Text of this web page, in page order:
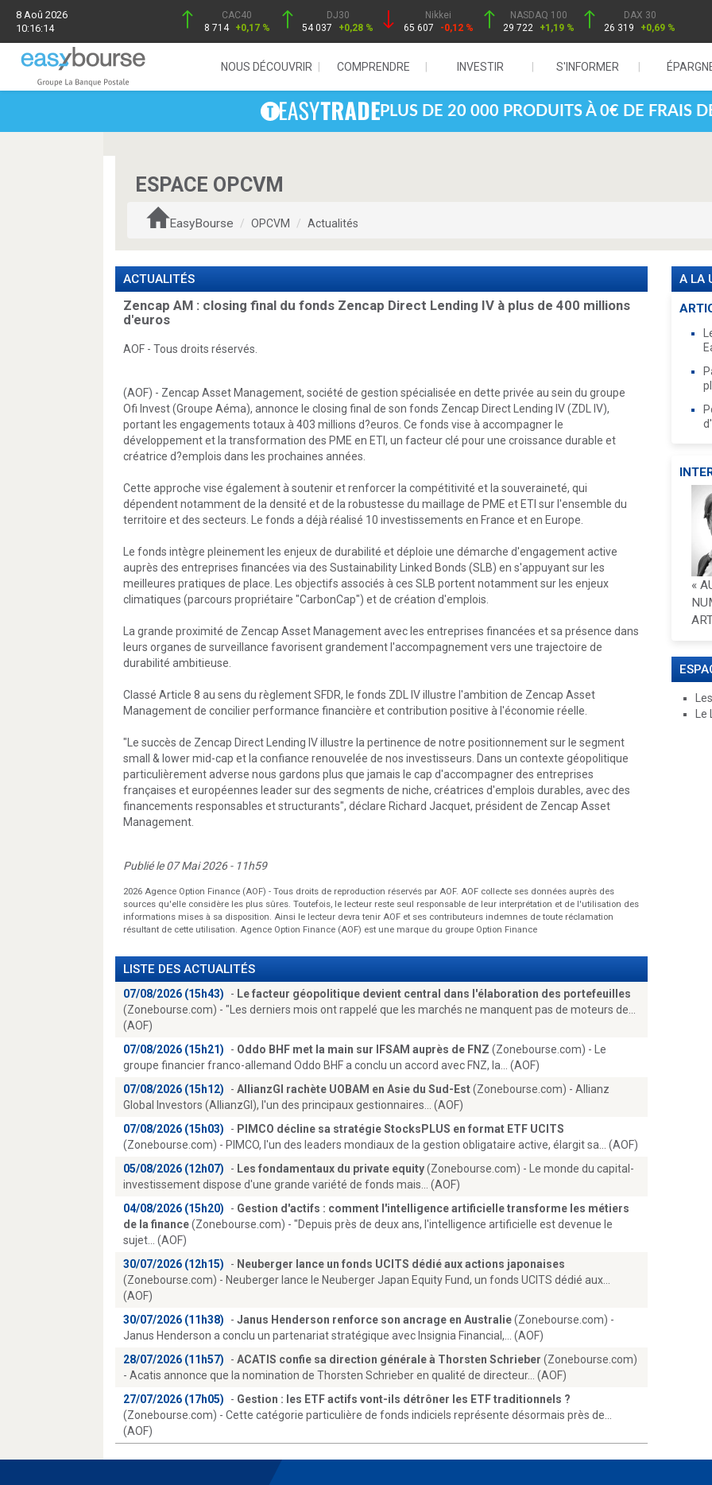
8 Aoû 2026
10:16:14
CAC40
8 714 +0,17 %
DJ30
54 037
+0,28 %
Nikkei
65 607
-0,12 %
NASDAQ 100
29 722
+1,19 %
DAX 30
26 319
+0,69 %
NOUS DÉCOUVRIR COMPRENDRE INVESTIR S'INFORMER
PLUS DE 20 000 PRODUITS À 0€ DE FRAIS
ESPACE OPCVM
EasyBourse OPCVM Actualités
ACTUALITÉS
Zencap AM : closing final du fonds Zencap Direct Lending IV à plus de 400 millions
d'euros
AOF - Tous droits réservés.
(AOF) - Zencap Asset Management, société de gestion spécialisée en dette privée au sein du groupe
Ofi Invest (Groupe Aéma), annonce le closing final de son fonds Zencap Direct Lending IV (ZDL IV),
portant les engagements totaux à 403 millions d?euros. Ce fonds vise à accompagner le
développement et la transformation des PME en ETI, un facteur clé pour une croissance durable et
créatrice d?emplois dans les prochaines années.
Cette approche vise également à soutenir et renforcer la compétitivité et la souveraineté, qui
dépendent notamment de la densité et de la robustesse du maillage de PME et ETI sur l'ensemble du
territoire et des secteurs. Le fonds a déjà réalisé 10 investissements en France et en Europe.
Le fonds intègre pleinement les enjeux de durabilité et déploie une démarche d'engagement active
auprès des entreprises financées via des Sustainability Linked Bonds (SLB) en s'appuyant sur les
meilleures pratiques de place. Les objectifs associés à ces SLB portent notamment sur les enjeux
climatiques (parcours propriétaire "CarbonCap") et de création d'emplois.
La grande proximité de Zencap Asset Management avec les entreprises financées et sa présence dans
leurs organes de surveillance favorisent grandement l'accompagnement vers une trajectoire de
durabilité ambitieuse.
Classé Article 8 au sens du règlement SFDR, le fonds ZDL IV illustre l'ambition de Zencap Asset
Management de concilier performance financière et contribution positive à l'économie réelle.
"Le succès de Zencap Direct Lending IV illustre la pertinence de notre positionnement sur le segment
small & lower mid-cap et la confiance renouvelée de nos investisseurs. Dans un contexte géopolitique
particulièrement adverse nous gardons plus que jamais le cap d'accompagner des entreprises
françaises et européennes leader sur des segments de niche, créatrices d'emplois durables, avec des
financements responsables et structurants", déclare Richard Jacquet, président de Zencap Asset
Management.
Publié le 07 Mai 2026 - 11h59
2026 Agence Option Finance (AOF) - Tous droits de reproduction réservés par AOF. AOF collecte ses données auprès des
sources qu'elle considère les plus sûres. Toutefois, le lecteur reste seul responsable de leur interprétation et de l'utilisation des
informations mises à sa disposition. Ainsi le lecteur devra tenir AOF et ses contributeurs indemnes de toute réclamation
résultant de cette utilisation. Agence Option Finance (AOF) est une marque du groupe Option Finance
LISTE DES ACTUALITÉS
07/08/2026 (15h43) - Le facteur géopolitique devient central dans l'élaboration des portefeuilles
(Zonebourse.com) - "Les derniers mois ont rappelé que les marchés ne manquent pas de moteurs de...
(AOF)
07/08/2026 (15h21)
- Oddo BHF met la main sur IFSAM auprès de FNZ (Zonebourse.com) - Le
groupe financier franco-allemand Oddo BHF a conclu un accord avec FNZ, la... (AOF)
07/08/2026 (15h12)
- AllianzGI rachète UOBAM en Asie du Sud-Est(Zonebourse.com) - Allianz
Global Investors (AllianzGI), l'un des principaux gestionnaires... (AOF)
07/08/2026 (15h03)
- PIMCO décline sa stratégie StocksPLUS en format ETF UCITS
(Zonebourse.com) - PIMCO, l'un des leaders mondiaux de la gestion obligataire active, élargit sa... (AOF)
05/08/2026 (12h07)
- Les fondamentaux du private equity(Zonebourse.com) - Le monde du capital-
investissement dispose d'une grande variété de fonds mais... (AOF)
04/08/2026 (15h20)
- Gestion d'actifs : comment l'intelligence artificielle transforme les métiers
de la finance(Zonebourse.com) - "Depuis près de deux ans, l'intelligence artificielle est devenue le
sujet... (AOF)
30/07/2026 (12h15)
- Neuberger lance un fonds UCITS dédié aux actions japonaises
(Zonebourse.com) - Neuberger lance le Neuberger Japan Equity Fund, un fonds UCITS dédié aux...
(AOF)
30/07/2026 (11h38)
- Janus Henderson renforce son ancrage en Australie(Zonebourse.com) -
Janus Henderson a conclu un partenariat stratégique avec Insignia Financial,... (AOF)
28/07/2026 (11h57)
- ACATIS confie sa direction générale à Thorsten Schrieber (Zonebourse.com)
- Acatis annonce que la nomination de Thorsten Schrieber en qualité de directeur... (AOF)
27/07/2026 (17h05)
- Gestion : les ETF actifs vont-ils détrôner les ETF traditionnels ?
(Zonebourse.com) - Cette catégorie particulière de fonds indiciels représente désormais près de...
(AOF)
A LA
«